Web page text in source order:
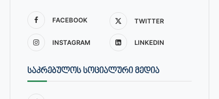
FACEBOOK TWITTER
INSTAGRAM LINKEDIN
ᲡᲐᲙᲠᲔᲑᲣᲚᲝᲡ ᲡᲝᲪᲘᲐᲚᲣᲠᲘ ᲛᲔᲓᲘᲐ